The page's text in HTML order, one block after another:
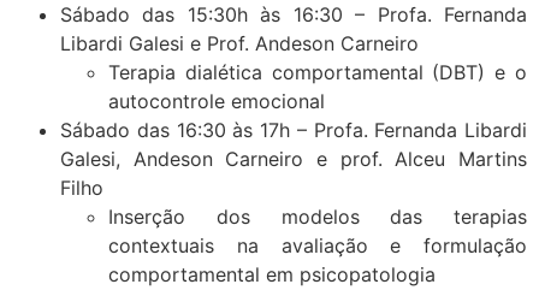
Sábado das 15:30h às 16:30 – Profa. Fernanda
Libardi Galesi e Prof. Andeson Carneiro
Terapia dialética comportamental (DBT) e o
autocontrole emocional
Sábado das 16:30 às 17h – Profa. Fernanda Libardi
Galesi, Andeson Carneiro e prof. Alceu Martins
Filho
Inserção dos modelos das terapias
contextuais na avaliação e formulação
comportamental em psicopatologia